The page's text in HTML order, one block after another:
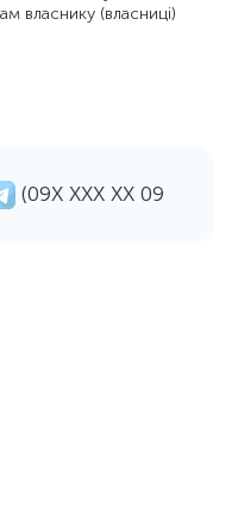
власнику (власниці)
(09Х ХХХ ХХ 09